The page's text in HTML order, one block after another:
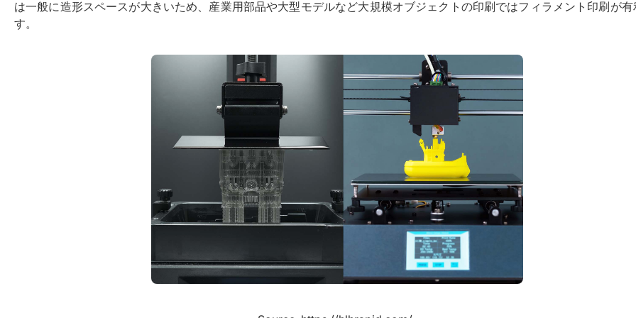
は一般に造形スペースが大きいため、産業用部品や大型モデルなど大規模オブジェクトの印刷ではフィラメント印刷が有
す。